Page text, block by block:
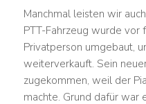
Manchmal leisten wir
PTT-Fahrzeug wurde vor
Privatperson umgebaut,
weiterverkauft. Sein
zugekommen, weil der
machte. Grund dafür war